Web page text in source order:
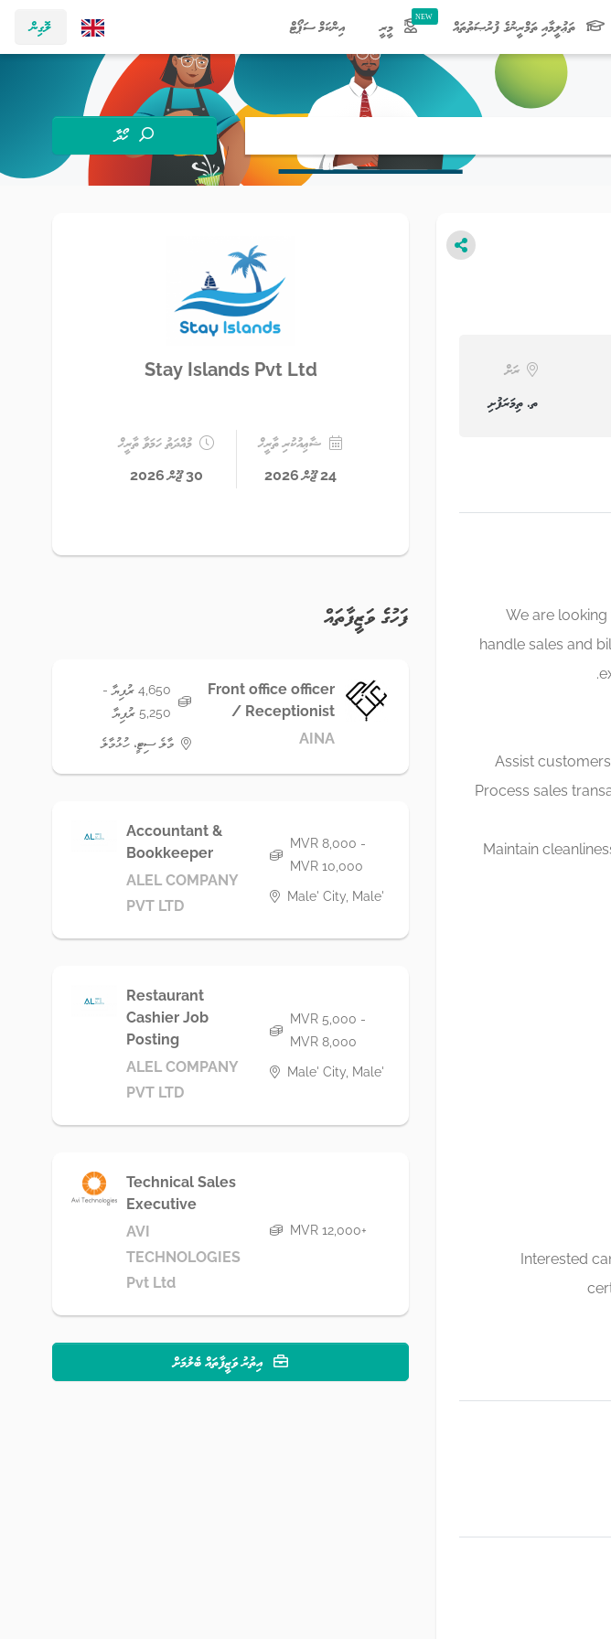
ލޮގިން ތަޢުލީމާއި ތަމްރީނުގެ ފުރުޞަތުތައް މީރީ އިންކަމް ސަޕޯޓް
ހޯދާ
ރަށް
ތ. ތިމަރަފުށި
We are
handle sales and
- Process sales
Interested
Stay Islands Pvt Ltd
ޝާޢިއުކުރި ތާރީޚް
24 ޖޫން 2026
މުއްދަތު ހަމަވާ ތާރީޚް
30 ޖޫން 2026
ފަހުގެ ވަޒީފާތައް
Front office officer
/ Receptionist
AINA
4,650 ރުފިޔާ -
5,250 ރުފިޔާ
މާލެ ސިޓީ، ހުޅުމާލެ
Accountant &
Bookkeeper
ALEL COMPANY
PVT LTD
MVR 8,000 -
MVR 10,000
Male' City, Male'
Restaurant
Cashier Job
Posting
ALEL COMPANY
PVT LTD
MVR 5,000 -
MVR 8,000
Male' City, Male'
Technical Sales
Executive
AVI
TECHNOLOGIES
Pvt Ltd
MVR 12,000+
އިތުރު ވަޒީފާތައް ބެލުމަށް